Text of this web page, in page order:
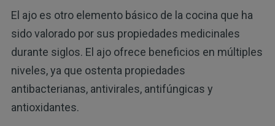
El ajo es otro elemento básico de la cocina que ha
sido valorado por sus propiedades medicinales
durante siglos. El ajo ofrece beneficios en múltiples
niveles, ya que ostenta propiedades
antibacterianas, antivirales, antifúngicas y
antioxidantes.